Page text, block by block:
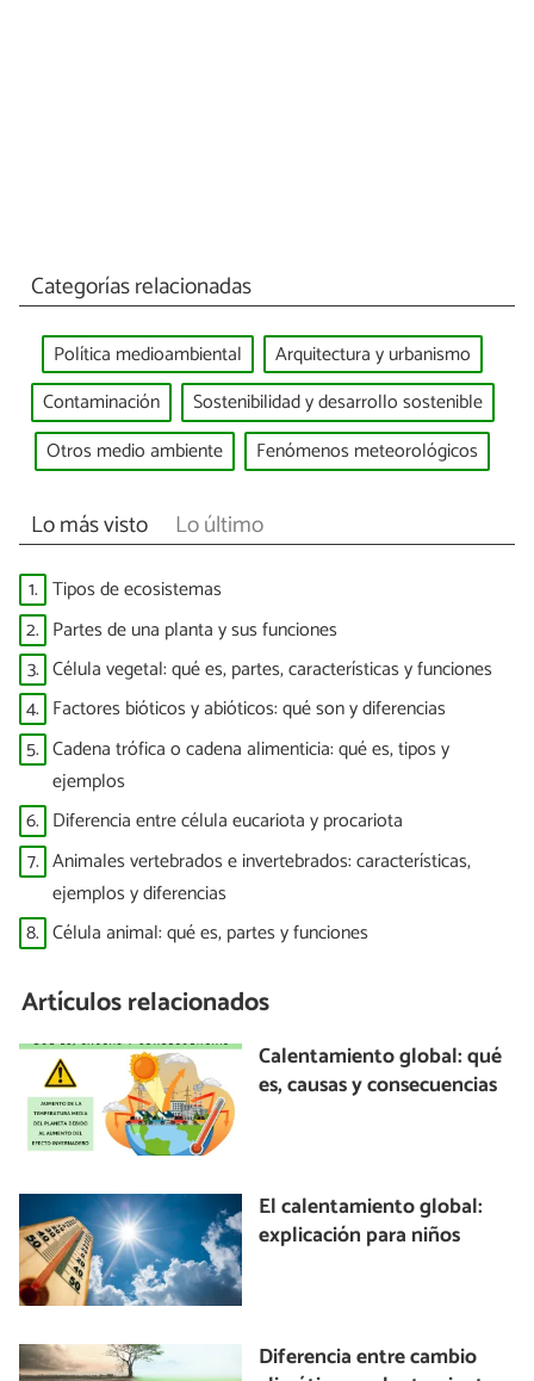
Categorías relacionadas
Política medioambiental
Arquitectura y urbanismo
Contaminación
Sostenibilidad y desarrollo sostenible
Otros medio ambiente
Fenómenos meteorológicos
Lo más visto Lo último
1. Tipos de ecosistemas
2. Partes de una planta y sus funciones
3. Célula vegetal: qué es, partes, características y funciones
4. Factores bióticos y abióticos: qué son y diferencias
5. Cadena trófica o cadena alimenticia: qué es, tipos y
ejemplos
6. Diferencia entre célula eucariota y procariota
7. Animales vertebrados e invertebrados: características,
ejemplos y diferencias
8. Célula animal: qué es, partes y funciones
Artículos relacionados
Calentamiento global: qué
es, causas y consecuencias
El calentamiento global:
explicación para niños
Diferencia entre cambio